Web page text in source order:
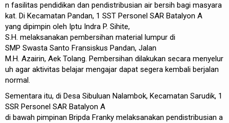
n fasilitas pendidikan dan pendistribusian air bersih bagi masyara
kat. Di Kecamatan Pandan, 1 SST Personel SAR Batalyon A
yang dipimpin oleh Iptu Indra P. Sihite,
S.H. melaksanakan pembersihan material lumpur di
SMP Swasta Santo Fransiskus Pandan, Jalan
M.H. Azairin, Aek Tolang. Pembersihan dilakukan secara menyelur
uh agar aktivitas belajar mengajar dapat segera kembali berjalan
normal.
Sementara itu, di Desa Sibuluan Nalambok, Kecamatan Sarudik, 1
SSR Personel SAR Batalyon A
di bawah pimpinan Bripda Franky melaksanakan pendistribusian a